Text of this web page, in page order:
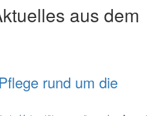
aus dem
rund um die